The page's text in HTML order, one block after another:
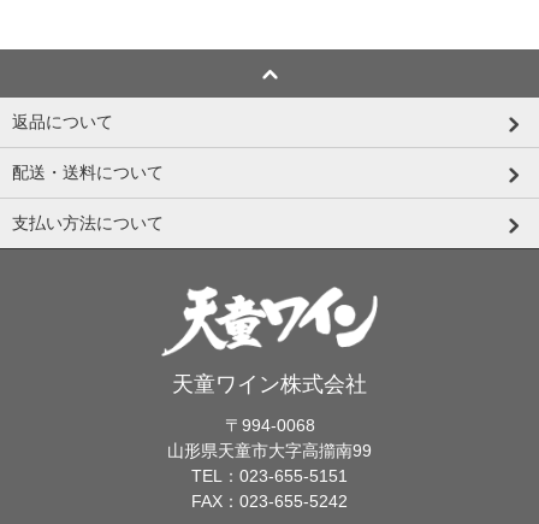
返品について
配送・送料について
支払い方法について
天童ワイン株式会社
〒994-0068
山形県天童市大字高擶南99
TEL：023-655-5151
FAX：023-655-5242